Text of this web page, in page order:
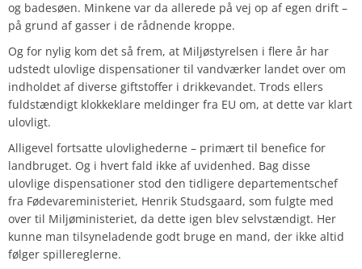
og badesøen. Minkene var da allerede på vej op af egen drift –
på grund af gasser i de rådnende kroppe.
Og for nylig kom det så frem, at Miljøstyrelsen i flere år har
udstedt ulovlige dispensationer til vandværker landet over om
indholdet af diverse giftstoffer i drikkevandet. Trods ellers
fuldstændigt klokkeklare meldinger fra EU om, at dette var klart
ulovligt.
Alligevel fortsatte ulovlighederne – primært til benefice for
landbruget. Og i hvert fald ikke af uvidenhed. Bag disse
ulovlige dispensationer stod den tidligere departementschef
fra Fødevareministeriet, Henrik Studsgaard, som fulgte med
over til Miljøministeriet, da dette igen blev selvstændigt. Her
kunne man tilsyneladende godt bruge en mand, der ikke altid
følger spillereglerne.